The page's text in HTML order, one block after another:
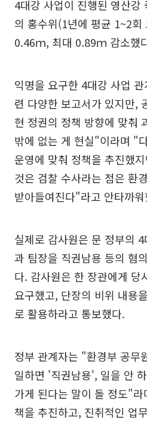
4대강 사업이 진행된 영산강
의 홍수위(1년에 평균 1~2회
0.46ｍ, 최대 0.89ｍ 감소했
익명을 요구한 4대강 사업
련 다양한 보고서가 있지만,
현 정권의 정책 방향에 맞춰
밖에 없는 게 현실"이라며 "
운영에 맞춰 정책을 추진했
것은 검찰 수사라는 점은 환
받아들여진다"라고 안타까
실제로 감사원은 문 정부의
과 팀장을 직권남용 등의 혐
다. 감사원은 한 장관에게 당
요구했고, 단장의 비위 내용
로 활용하라고 통보했다.
정부 관계자는 "환경부 공무
일하면 '직권남용', 일을 안
가게 된다는 말이 돌 정도"
책을 추진하고, 진취적인 업